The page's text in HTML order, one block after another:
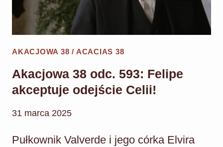
AKACJOWA 38 / ACACIAS 38
Akacjowa 38 odc. 593: Felipe
akceptuje odejście Celii!
31 marca 2025
Pułkownik Valverde i jego córka Elvira